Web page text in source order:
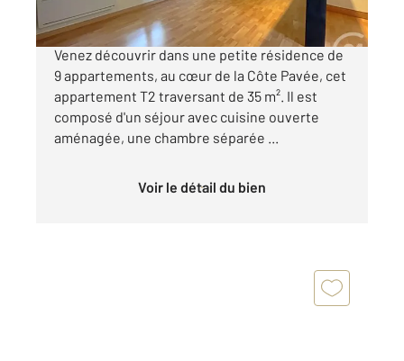
TOULOUSE - COEUR CÔTE PAVEE (31400) :
Venez découvrir dans une petite résidence de
9 appartements, au cœur de la Côte Pavée, cet
appartement T2 traversant de 35 m². Il est
composé d'un séjour avec cuisine ouverte
aménagée, une chambre séparée ...
Voir le détail du bien